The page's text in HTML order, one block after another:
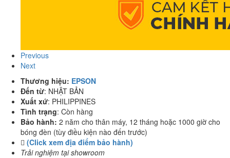
Previous
Next
Thương hiệu: EPSON
Đến từ: NHẬT BẢN
Xuất xứ: PHILIPPINES
Tình trạng: Còn hàng
Bảo hành: 2 năm cho thân máy, 12 tháng hoặc 1000 giờ cho
bóng đèn (tùy điều kiện nào đến trước)
(Click xem địa điểm bảo hành)
Trải nghiệm tại showroom